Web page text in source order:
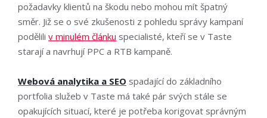
požadavky klientů na škodu nebo mohou mít špatný
směr. Již se o své zkušenosti z pohledu správy kampaní
podělili v minulém článku specialisté, kteří se v Taste
starají a navrhují PPC a RTB kampaně.
Webová analytika a SEO spadající do základního
portfolia služeb v Taste má také pár svých stále se
opakujících situací, které je potřeba korigovat správným